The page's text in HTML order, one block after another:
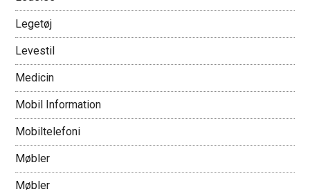
Legetøj
Levestil
Medicin
Mobil Information
Mobiltelefoni
Møbler
Møbler